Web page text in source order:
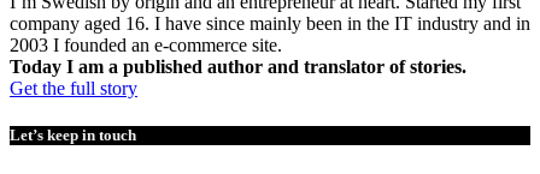
company aged 16. I have since mainly been in the IT industry and in
2003 I founded an e-commerce site.
Today I am a published author and translator of stories.
Get the full story
Let’s keep in touch